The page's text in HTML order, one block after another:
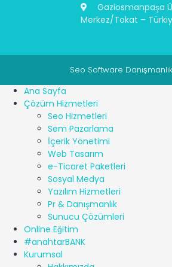
Gaziosmanpaşa
Merkez/Tokat –
Seo Software
Ana Sayfa
Çözüm Hizmetleri
Seo Hizmetleri
Sem Pazarlama
İçerik Yönetimi
Web Tasarım
e-Ticaret Paketleri
Sosyal Medya
Yazılım Hizmetleri
Pr & Danışmanlık
Sunucu Çözümleri
Online Eğitim
#anahtarBANK
Kurumsal